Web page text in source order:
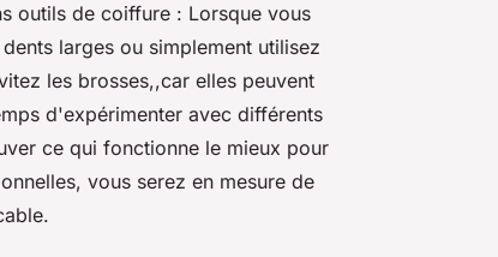
outils de coiffure : Lorsque vous
larges ou simplement utilisez
les brosses,,car elles peuvent
d'expérimenter avec différents
ce qui fonctionne le mieux pour
vous serez en mesure de